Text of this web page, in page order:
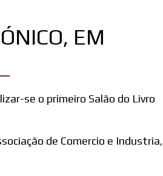
EM
se o primeiro Salão do Livro
de Comercio e Industria,